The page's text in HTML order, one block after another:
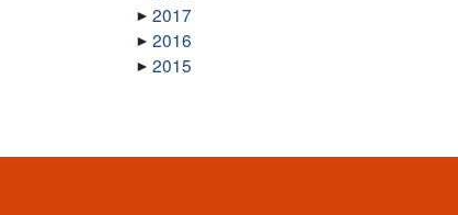
2017
2016
2015